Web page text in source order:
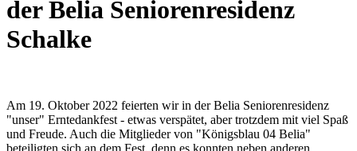
der Belia Seniorenresidenz
Schalke
Am 19. Oktober 2022 feierten wir in der Belia Seniorenresidenz
"unser" Erntedankfest - etwas verspätet, aber trotzdem mit viel Spaß
und Freude. Auch die Mitglieder von "Königsblau 04 Belia"
beteiligten sich an dem Fest, denn es konnten neben anderen